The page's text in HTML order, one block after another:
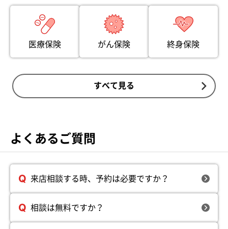
医療保険 がん保険 終身保険
すべて見る
よくあるご質問
来店相談する時、予約は必要ですか？
相談は無料ですか？